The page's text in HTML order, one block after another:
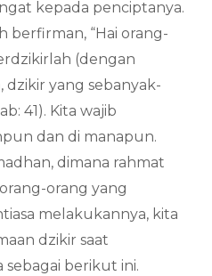
kepada penciptanya.
berfirman, “Hai orang-
(dengan
yang sebanyak-
41). Kita wajib
dan di manapun.
dimana rahmat
orang yang
melakukannya, kita
dzikir saat
sebagai berikut ini.